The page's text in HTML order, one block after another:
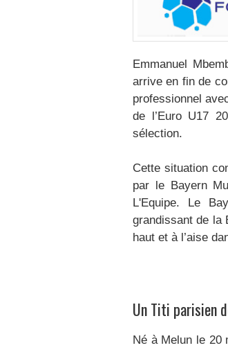
Emmanuel
arrive en fin de
professionnel
de l’Euro U17
sélection.
Cette situation
par le Bayern
L'Equipe. Le
grandissant de la
haut et à l’aise
Un Titi parisien
Né à Melun le 20